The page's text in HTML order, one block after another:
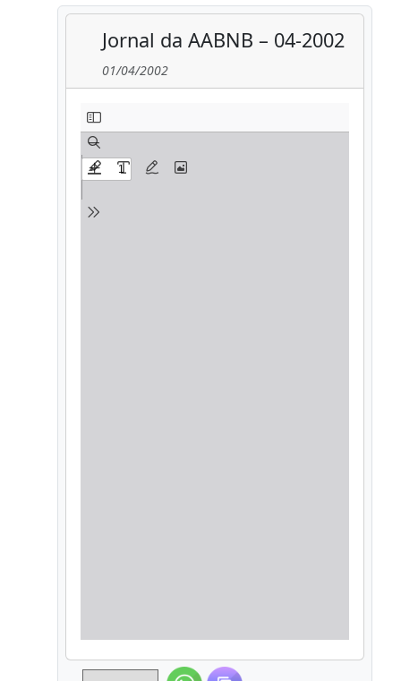
Jornal da AABNB – 04-2002
01/04/2002